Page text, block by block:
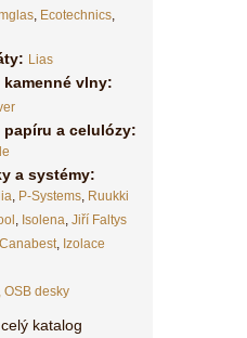
si vizualizaci
›
, Ecotechnics,
Lias
kamenné vlny:
papíru a celulózy:
a systémy:
, P-Systems, Ruukki
, Isolena, Jiří Faltys
Canabest, Izolace
OSB desky
katalog